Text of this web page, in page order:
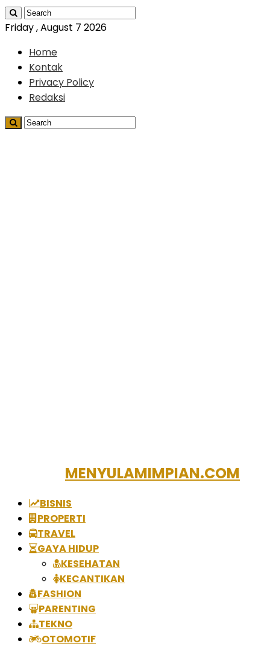
Friday , August 7 2026
Home
Kontak
Privacy Policy
Redaksi
MENYULAMIMPIAN.COM
BISNIS
PROPERTI
TRAVEL
GAYA HIDUP
KESEHATAN
KECANTIKAN
FASHION
PARENTING
TEKNO
OTOMOTIF